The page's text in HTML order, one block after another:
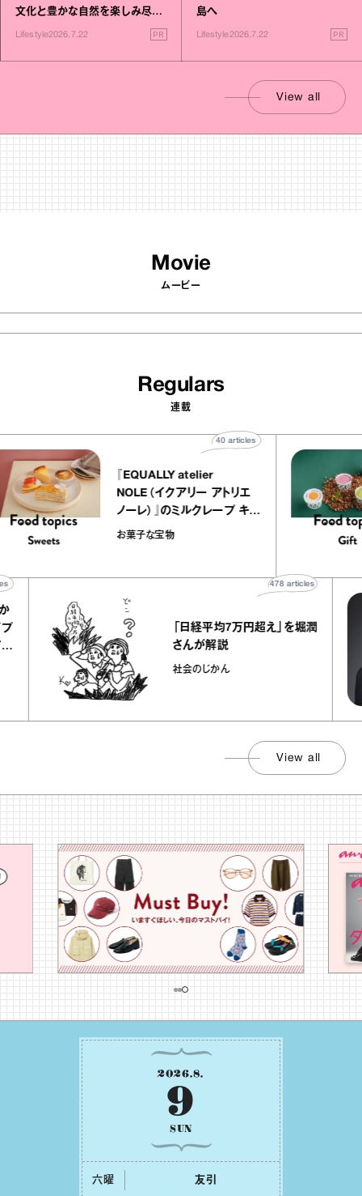
文化と豊かな自然を楽しみ尽く
Lifestyle2026.7.22 PR
島へ
Lifestyle2026.7.22 PR
View all
Movie
ムービー
Regulars
連載
『EQUALLY atelier
NOLE（イクアリー アトリエ
ノーレ）』のミルクレープ キャ
ラメルバニーユほか｜chico
お菓子な宝物
40articles
「日経平均7万円超え」を堀潤
さんが解説
社会のじかん
articles
View all
2026.8.
9
SUN
六曜 友引